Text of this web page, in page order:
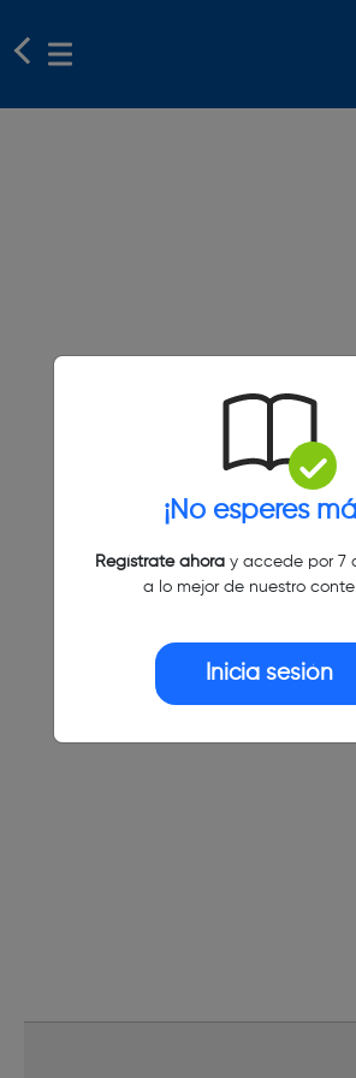
¡No esperes
Regístrate ahoray accede por 7
a lo mejor de nuestro
Inicia sesión